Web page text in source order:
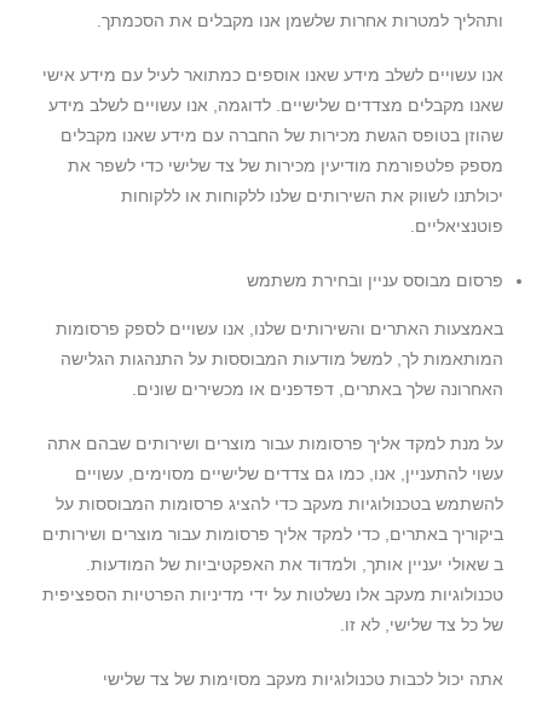
ותהליך למטרות אחרות שלשמן אנו מקבלים את הסכמתך.
אנו עשויים לשלב מידע שאנו אוספים כמתואר לעיל עם מידע אישי
שאנו מקבלים מצדדים שלישיים. לדוגמה, אנו עשויים לשלב מידע
שהוזן בטופס הגשת מכירות של החברה עם מידע שאנו מקבלים
מספק פלטפורמת מודיעין מכירות של צד שלישי כדי לשפר את
יכולתנו לשווק את השירותים שלנו ללקוחות או ללקוחות
פוטנציאליים.
פרסום מבוסס עניין ובחירת משתמש
באמצעות האתרים והשירותים שלנו, אנו עשויים לספק פרסומות
המותאמות לך, למשל מודעות המבוססות על התנהגות הגלישה
האחרונה שלך באתרים, דפדפנים או מכשירים שונים.
על מנת למקד אליך פרסומות עבור מוצרים ושירותים שבהם אתה
עשוי להתעניין, אנו, כמו גם צדדים שלישיים מסוימים, עשויים
להשתמש בטכנולוגיות מעקב כדי להציג פרסומות המבוססות על
ביקוריך באתרים, כדי למקד אליך פרסומות עבור מוצרים ושירותים
ב שאולי יעניין אותך, ולמדוד את האפקטיביות של המודעות.
טכנולוגיות מעקב אלו נשלטות על ידי מדיניות הפרטיות הספציפית
של כל צד שלישי, לא זו.
אתה יכול לכבות טכנולוגיות מעקב מסוימות של צד שלישי